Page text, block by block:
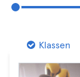
Klassen